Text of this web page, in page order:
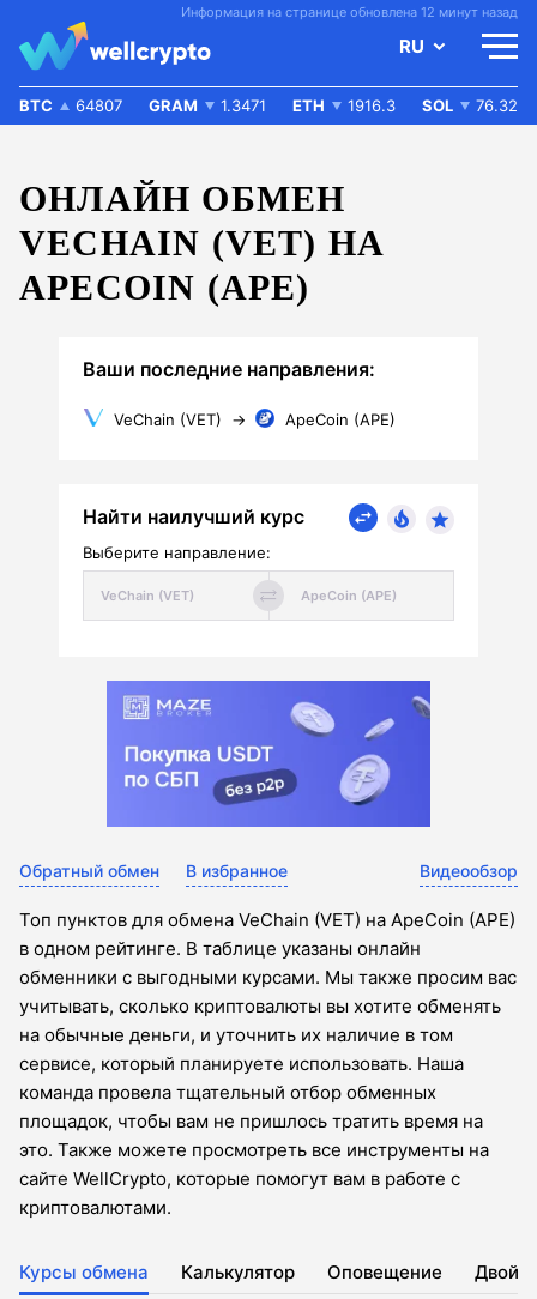
Информация на странице обновлена 12 минут назад
RU
BTC 64807 GRAM 1.3471 ETH 1916.3 SOL 76.32
ОНЛАЙН ОБМЕН
VECHAIN (VET) НА
APECOIN (APE)
Ваши последние направления:
VeChain (VET) → ApeCoin (APE)
Найти наилучший курс
Выберите направление:
Обратный обмен В избранное Видеообзор
Топ пунктов для обмена VeChain (VET) на ApeCoin (APE)
в одном рейтинге. В таблице указаны онлайн
обменники с выгодными курсами. Мы также просим вас
учитывать, сколько криптовалюты вы хотите обменять
на обычные деньги, и уточнить их наличие в том
сервисе, который планируете использовать. Наша
команда провела тщательный отбор обменных
площадок, чтобы вам не пришлось тратить время на
это. Также можете просмотреть все инструменты на
сайте WellCrypto, которые помогут вам в работе с
криптовалютами.
Курсы обмена Калькулятор Оповещение